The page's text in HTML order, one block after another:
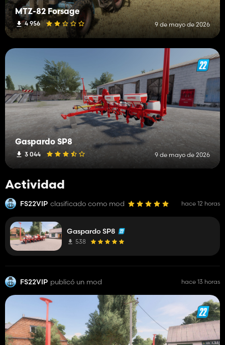
MTZ-82 Forsage
4 956 9 de mayo de 2026
Gaspardo SP8
3 044 9 de mayo de 2026
Actividad
FS22VIP clasificado como mod hace 12 horas
Gaspardo SP8
538
FS22VIP publicó un mod hace 13 horas